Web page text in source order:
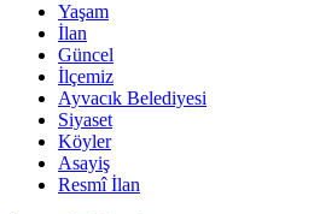
Yaşam
İlan
Güncel
İlçemiz
Ayvacık Belediyesi
Siyaset
Köyler
Asayiş
Resmî İlan